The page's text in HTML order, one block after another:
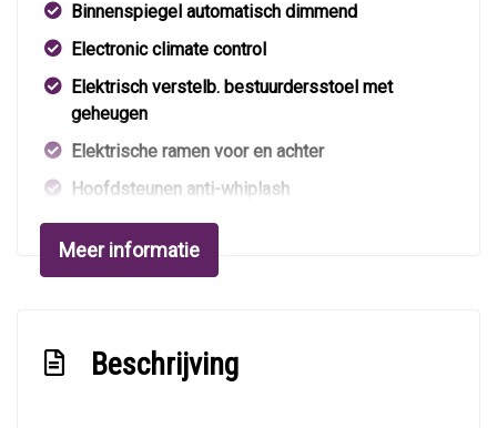
Binnenspiegel automatisch dimmend
Electronic climate control
Elektrisch verstelb. bestuurdersstoel met
geheugen
Elektrische ramen voor en achter
Hoofdsteunen anti-whiplash
Hoofdsteunen voor en achter
Lederen bekleding
Stuur leder
Meer informatie
Beschrijving